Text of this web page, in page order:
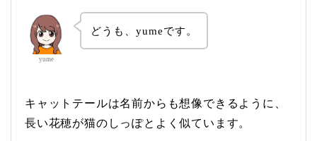
yume
どうも、yumeです。
キャットテールは名前からも想像できるように、
長い花穂が猫のしっぽとよく似ています。